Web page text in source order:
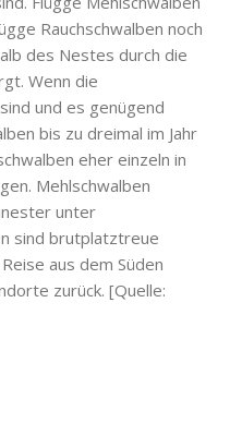
Rauchschwalben noch
des Nestes durch die
Wenn die
und es genügend
bis zu dreimal im Jahr
eher einzeln in
Mehlschwalben
unter
sind brutplatztreue
aus dem Süden
zurück. [Quelle: